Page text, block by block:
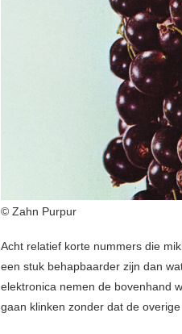
© Zahn Purpur
Acht relatief korte nummers die
een stuk behapbaarder zijn dan
elektronica nemen de bovenhand
gaan klinken zonder dat de